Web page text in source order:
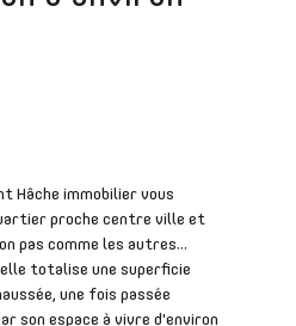
Hâche immobilier vous
proche centre ville et
pas comme les autres...
totalise une superficie
une fois passée
son espace à vivre d'environ